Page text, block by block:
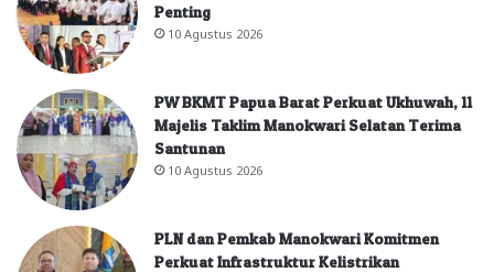
Penting
10 Agustus 2026
PW BKMT Papua Barat Perkuat Ukhuwah, 11
Majelis Taklim Manokwari Selatan Terima
Santunan
10 Agustus 2026
PLN dan Pemkab Manokwari Komitmen
Perkuat Infrastruktur Kelistrikan